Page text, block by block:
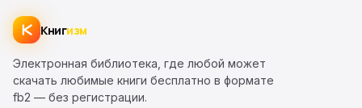
Книгизм
Электронная библиотека, где любой может
скачать любимые книги бесплатно в формате
fb2 — без регистрации.